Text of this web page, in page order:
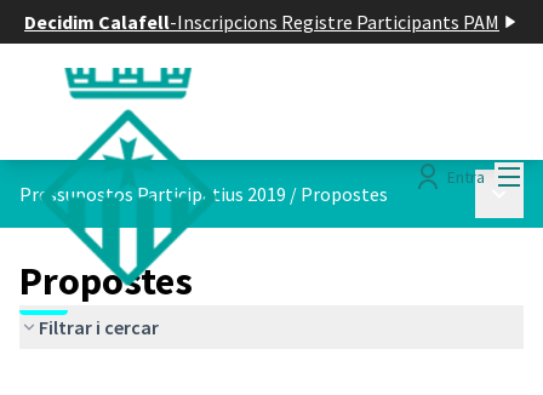
Decidim Calafell-Inscripcions Registre Participants PAM
Entra
Pressupostos Participatius 2019 / Propostes
Propostes
Filtrar i cercar